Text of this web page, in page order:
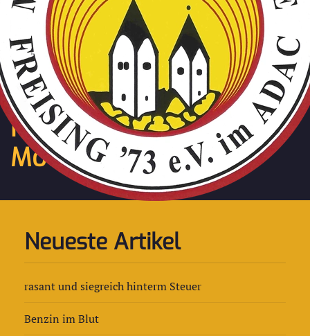
Zum Hauptinhalt springen
Aktuelle Meldungen der
Freisinger
Motorsportfreunde
Neueste Artikel
rasant und siegreich hinterm Steuer
Benzin im Blut